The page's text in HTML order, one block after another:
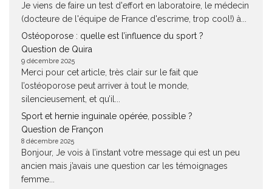
Je viens de faire un test d'effort en laboratoire, le médecin
(docteure de l'équipe de France d'escrime, trop cool!) à...
Ostéoporose : quelle est l’influence du sport ?
Question de Quira
9 décembre 2025
Merci pour cet article, très clair sur le fait que
l’ostéoporose peut arriver à tout le monde,
silencieusement, et qu’il...
Sport et hernie inguinale opérée, possible ?
Question de Françon
8 décembre 2025
Bonjour, Je vois à l’instant votre message qui est un peu
ancien mais j’avais une question car les témoignages
femme...